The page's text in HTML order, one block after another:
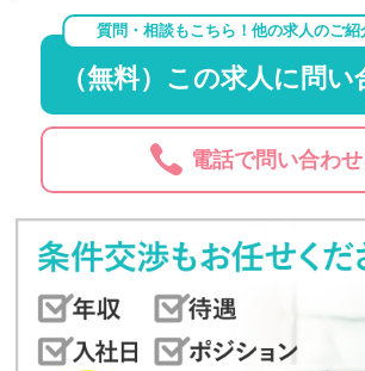
質問・相談もこちら！他の求人のご紹
（無料）この求人に問い
電話で問い合わ